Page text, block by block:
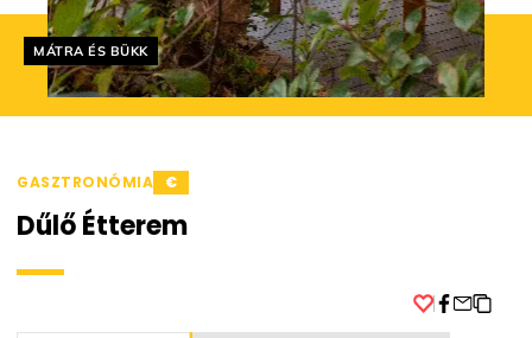
Helyszín címkék:
MÁTRA ÉS BÜKK
GASZTRONÓMIA €
Dűlő Étterem